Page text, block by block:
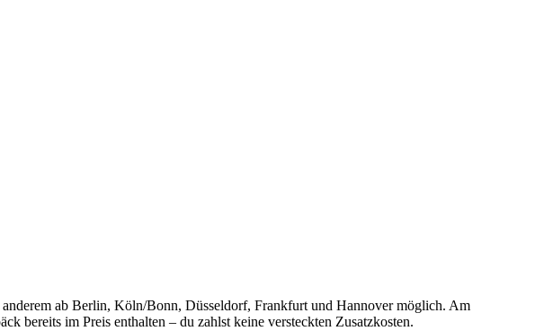
ab Berlin, Köln/Bonn, Düsseldorf, Frankfurt und Hannover möglich. Am
bereits im Preis enthalten – du zahlst keine versteckten Zusatzkosten.